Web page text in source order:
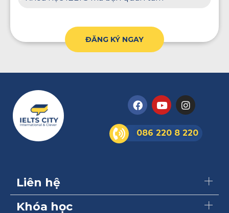
ĐĂNG KÝ NGAY
086 220 8 220
Liên hệ
Khóa học